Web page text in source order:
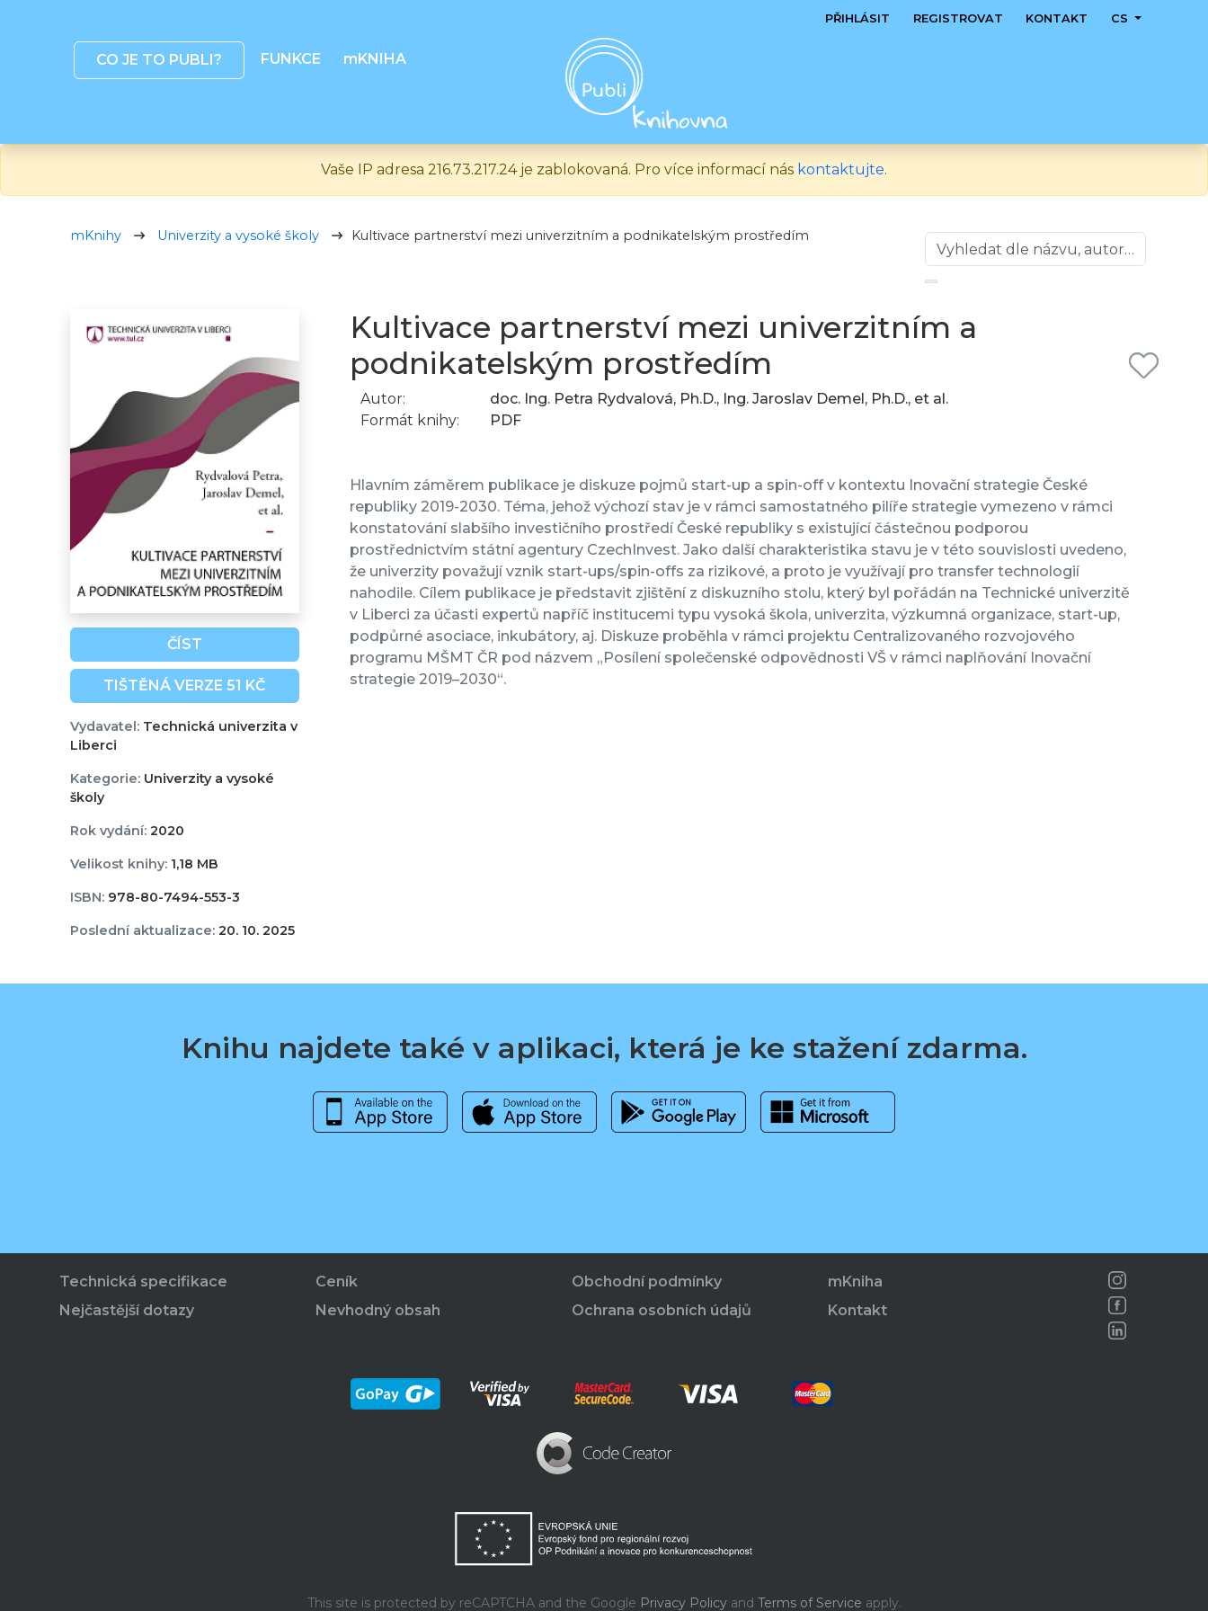
CO JE TO PUBLI? FUNKCE mKNIHA
PŘIHLÁSIT REGISTROVAT KONTAKT CS
Vaše IP adresa 216.73.217.24 je zablokovaná. Pro více informací nás kontaktujte.
mKnihy Univerzity a vysoké školy Kultivace partnerství mezi univerzitním a podnikatelským prostředím
ČÍST
TIŠTĚNÁ VERZE 51 KČ
Vydavatel:Technická univerzita v
Liberci
Kategorie:Univerzity a vysoké
školy
Rok vydání:2020
Velikost knihy:1,18 MB
ISBN:978-80-7494-553-3
Poslední aktualizace:20. 10. 2025
Kultivace partnerství mezi univerzitním a
podnikatelským prostředím
Autor:
doc. Ing. Petra Rydvalová, Ph.D., Ing. Jaroslav Demel, Ph.D., et al.
Formát knihy:
PDF
Hlavním záměrem publikace je diskuze pojmů start-up a spin-off v kontextu Inovační strategie České
republiky 2019-2030. Téma, jehož výchozí stav je v rámci samostatného pilíře strategie vymezeno v rámci
konstatování slabšího investičního prostředí České republiky s existující částečnou podporou
prostřednictvím státní agentury CzechInvest. Jako další charakteristika stavu je v této souvislosti uvedeno,
že univerzity považují vznik start-ups/spin-offs za rizikové, a proto je využívají pro transfer technologií
nahodile. Cílem publikace je představit zjištění z diskuzního stolu, který byl pořádán na Technické univerzitě
v Liberci za účasti expertů napříč institucemi typu vysoká škola, univerzita, výzkumná organizace, start-up,
podpůrné asociace, inkubátory, aj. Diskuze proběhla v rámci projektu Centralizovaného rozvojového
programu MŠMT ČR pod názvem „Posílení společenské odpovědnosti VŠ v rámci naplňování Inovační
strategie 2019–2030“.
Knihu najdete také v aplikaci, která je ke stažení zdarma.
Technická specifikace
Nejčastější dotazy
Ceník
Nevhodný obsah
Obchodní podmínky
Ochrana osobních údajů
mKniha
Kontakt
This site is protected by reCAPTCHA and the Google Privacy Policyand Terms of Service apply.